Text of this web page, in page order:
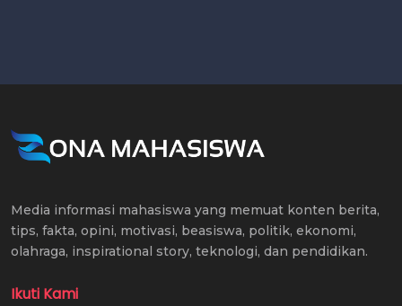
Media informasi mahasiswa yang memuat konten berita,
tips, fakta, opini, motivasi, beasiswa, politik, ekonomi,
olahraga, inspirational story, teknologi, dan pendidikan.
Ikuti Kami